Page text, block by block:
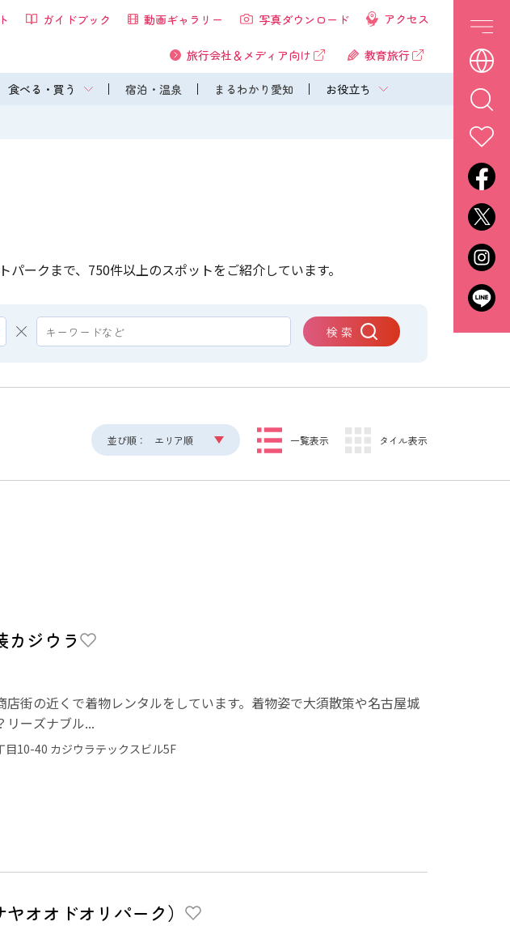
食べる・買う 宿泊・温泉 まるわかり愛知 お役立ち
ガイドブック 動画ギャラリー 写真ダウンロード アクセス
旅行会社＆メディア向け 教育旅行
ークまで、750件以上のスポットをご紹介しています。
検 索
並び順： エリア順 一覧表示 タイル表示
ジウラ
街の近くで着物レンタルをしています。着物姿で大須散策や名古屋城
リーズナブル...
10-40 カジウラテックスビル5F
オオドオリパーク）